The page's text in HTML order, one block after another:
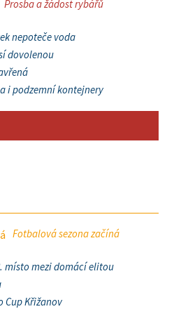
Prosba a žádost rybářů
nepoteče voda
dovolenou
i podzemní kontejnery
Fotbalová sezona začíná
místo mezi domácí elitou
Cup Křižanov